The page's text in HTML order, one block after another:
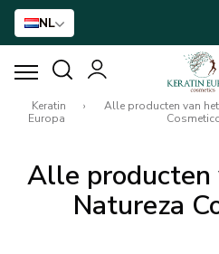
NL
CURSUS VOOR HET STEIL
HAARVERSTIJVING
BTX BEHANDELING
Keratin
Europa
›
Alle producten van
Alle producten
Natureza